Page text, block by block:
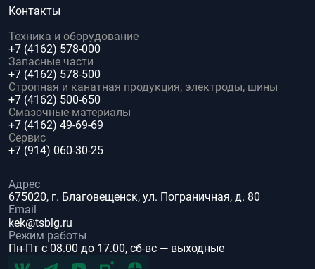
Контакты
Техника и оборудование
+7 (4162) 578-000
Запасные части
+7 (4162) 578-500
Стропная и канатная продукция, электроды, шины
+7 (4162) 500-650
Смазочные материалы
+7 (4162) 49-69-69
Сервис
+7 (914) 060-30-25
Адрес
675020, г. Благовещенск, ул. Пограничная, д. 80
Email
kek@tsblg.ru
Режим работы
Пн-Пт с 08.00 до 17.00, сб-вс — выходные